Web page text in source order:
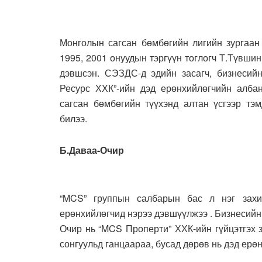
Монголын сагсан бөмбөгийн лигийн
1995, 2001 онуудын тэргүүн тоглогч
дэвшсэн. СЭЗДС-д эдийн засагч,
Ресурс ХХК”-ийн дэд ерөнхийлөгчийн
сагсан бөмбөгийн түүхэнд алтан үсгээр
билээ.
Б.Даваа-Очир
“MCS” группын салбарын бас л нэг
ерөнхийлөгчид нэрээ дэвшүүлжээ .
Очир нь “MCS Проперти” ХХК-ийн гүйцэтгэх
сонгуульд ганцаараа, бусад дөрөв нь дэд